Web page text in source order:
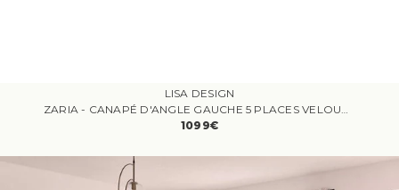
LISA DESIGN
ZARIA - CANAPÉ D'ANGLE GAUCHE 5 PLACES VELOURS VERT
1099€